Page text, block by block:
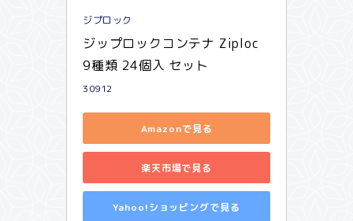
ジプロック
ジップロックコンテナ Ziploc
9種類 24個入 セット
30912
Amazonで見る
楽天市場で見る
Yahoo!ショッピングで見る